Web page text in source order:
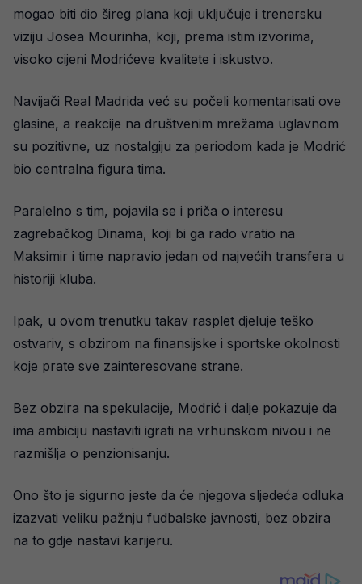
mogao biti dio šireg plana koji uključuje i trenersku
viziju Josea Mourinha, koji, prema istim izvorima,
visoko cijeni Modrićeve kvalitete i iskustvo.
Navijači Real Madrida već su počeli komentarisati ove
glasine, a reakcije na društvenim mrežama uglavnom
su pozitivne, uz nostalgiju za periodom kada je Modrić
bio centralna figura tima.
Paralelno s tim, pojavila se i priča o interesu
zagrebačkog Dinama, koji bi ga rado vratio na
Maksimir i time napravio jedan od najvećih transfera u
historiji kluba.
Ipak, u ovom trenutku takav rasplet djeluje teško
ostvariv, s obzirom na finansijske i sportske okolnosti
koje prate sve zainteresovane strane.
Bez obzira na spekulacije, Modrić i dalje pokazuje da
ima ambiciju nastaviti igrati na vrhunskom nivou i ne
razmišlja o penzionisanju.
Ono što je sigurno jeste da će njegova sljedeća odluka
izazvati veliku pažnju fudbalske javnosti, bez obzira
na to gdje nastavi karijeru.